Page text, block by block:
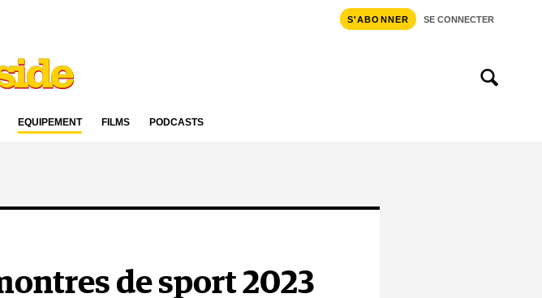
S'ABONNER SE CONNECTER
ÉQUIPEMENT FILMS PODCASTS
de sport 2023